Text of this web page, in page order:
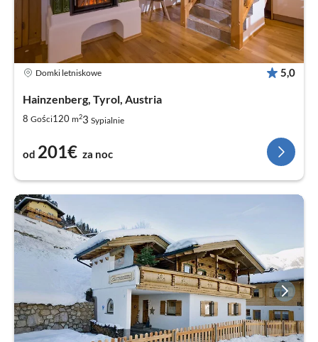
Domki letniskowe 5,0
Hainzenberg, Tyrol, Austria
8 Gości120 m23 Sypialnie
od 201€ za noc